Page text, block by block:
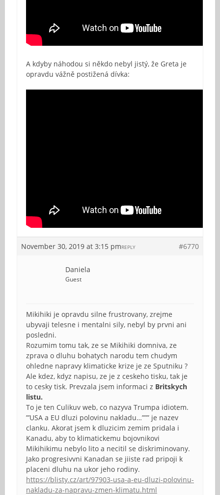
A kdyby náhodou si někdo nebyl jistý, že Greta je
opravdu vážně postižená dívka:
November 30, 2019 at 3:15 pm #6770
REPLY
Daniela
Guest
Mikihiki je opravdu silne frustrovany, zrejme
ubyvaji telesne i mentalni sily, nebyl by prvni ani
posledni.
Rozumim tomu tak, ze se Mikihiki domniva, ze
zprava o dluhu bohatych narodu tem chudym
ohledne napravy klimaticke krize je ze Sputniku ?
Ale kdez, kdyz napisu, ze je z ceskeho tisku, tak je
to cesky tisk. Prevzala jsem informaci z Britskych
listu.
To je ten Culikuv web, co nazyva Trumpa idiotem.
”’USA a EU dluzi polovinu nakladu…””” je nazev
clanku. Akorat jsem k dluzicim zemim pridala i
Kanadu, aby to klimatickemu bojovnikovi
Mikihikimu nebylo lito a necitil se diskriminovany.
Jako progresivvni Kanadan se jiiste rad pripoji k
placeni dluhu na ukor jeho rodiny.
https://blisty.cz/art/97903-usa-a-eu-dluzi-polovinu-
nakladu-za-napravu-zmen-klimatu.html